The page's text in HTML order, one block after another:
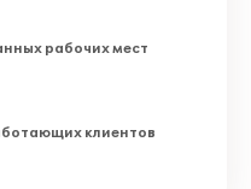
рабочих мест
клиентов